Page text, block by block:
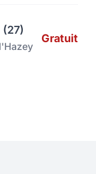
(27)
Gratuit